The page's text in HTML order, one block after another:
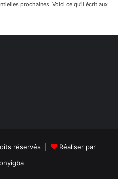
prochaines. Voici ce qu’il écrit aux
réservés |
Réaliser par